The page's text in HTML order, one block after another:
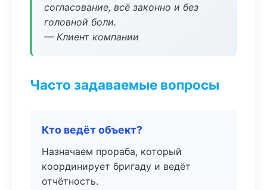
согласование, всё законно и без
головной боли.
— Клиент компании
Часто задаваемые вопросы
Кто ведёт объект?
Назначаем прораба, который
координирует бригаду и ведёт
отчётность.